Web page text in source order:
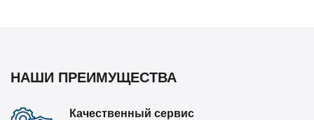
НАШИ ПРЕИМУЩЕСТВА
Качественный сервис